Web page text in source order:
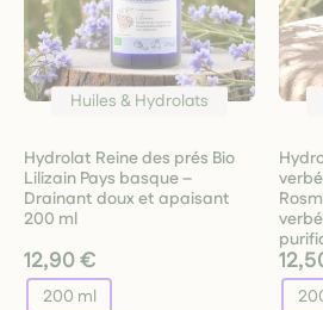
Huiles & Hydrolats
Hydrolat Reine des prés Bio
Lilizain Pays basque –
Drainant doux et apaisant
200 ml
12,90 €
200 ml